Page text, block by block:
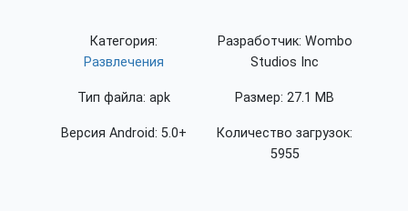
Категория:
Развлечения
Тип файла: apk
Версия Android: 5.0+
Разработчик: Wombo
Studios Inc
Размер: 27.1 MB
Количество загрузок:
5955